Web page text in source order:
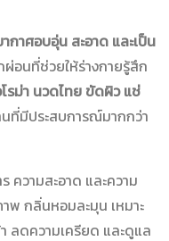
าศอบอุ่น สะอาด และเป็น
นที่ช่วยให้ร่างกายรู้สึก
รม่า นวดไทย ขัดผิว แช่
ที่มีประสบการณ์มากกว่า
ความสะอาด และความ
กลิ่นหอมละมุน เหมาะ
ลดความเครียด และดูแล